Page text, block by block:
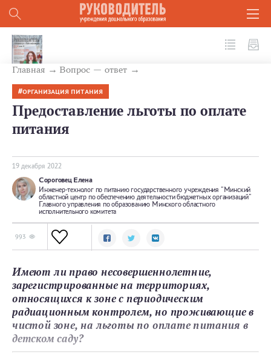
Главная Вопрос — ответ
ОРГАНИЗАЦИЯ ПИТАНИЯ
Предоставление льготы по оплате
питания
19 декабря 2022
Сороговец Елена
Инженер-технолог по питанию государственного учреждения "Минский
областной центр по обеспечению деятельности бюджетных организаций"
Главного управления по образованию Минского областного
исполнительного комитета
993
Имеют ли право несовершеннолетние,
зарегистрированные на территориях,
относящихся к зоне с периодическим
радиационным контролем, но проживающие в
чистой зоне, на льготы по оплате питания в
детском саду?